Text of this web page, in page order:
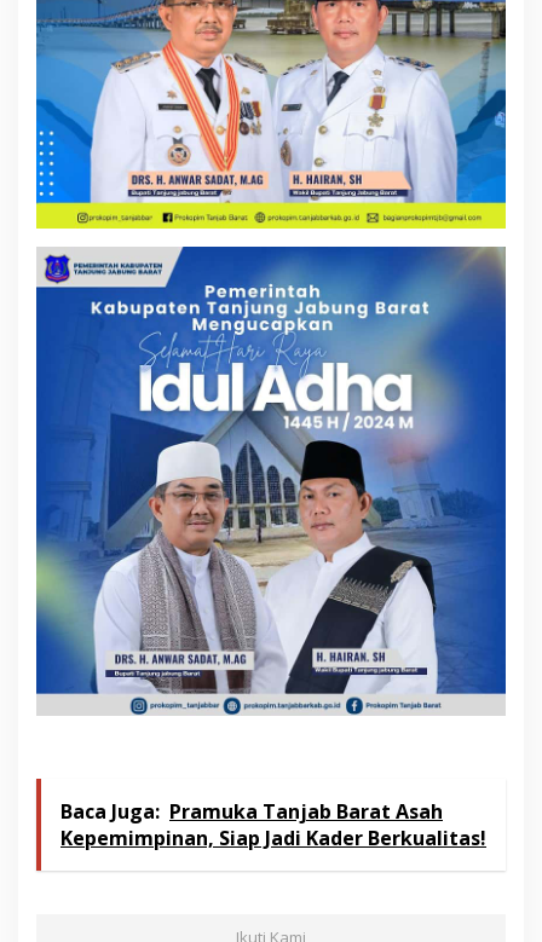
Baca Juga: Pramuka Tanjab Barat Asah
Kepemimpinan, Siap Jadi Kader Berkualitas!
Ikuti Kami